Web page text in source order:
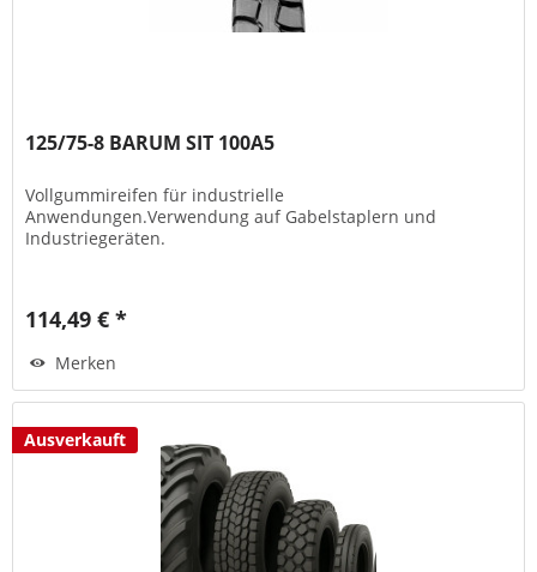
125/75-8 BARUM SIT 100A5
Vollgummireifen für industrielle
Anwendungen.Verwendung auf Gabelstaplern und
Industriegeräten.
114,49 € *
Merken
Ausverkauft